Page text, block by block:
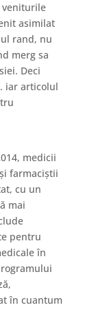
veniturile
asimilat
rand, nu
merg sa
Deci
iar articolul
medicii
farmaciștii
cu un
mai
pentru
în
în cuantum